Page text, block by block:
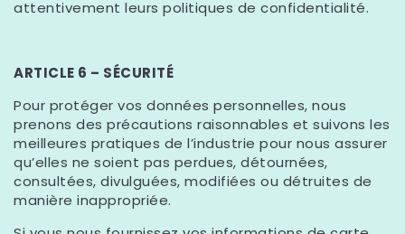
attentivement leurs politiques de confidentialité.
ARTICLE 6 – SÉCURITÉ
Pour protéger vos données personnelles, nous
prenons des précautions raisonnables et suivons les
meilleures pratiques de l’industrie pour nous assurer
qu’elles ne soient pas perdues, détournées,
consultées, divulguées, modifiées ou détruites de
manière inappropriée.